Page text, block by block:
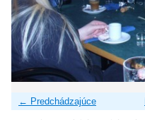
← Predchádzajúce